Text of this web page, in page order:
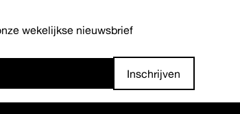
wekelijkse nieuwsbrief
Inschrijven